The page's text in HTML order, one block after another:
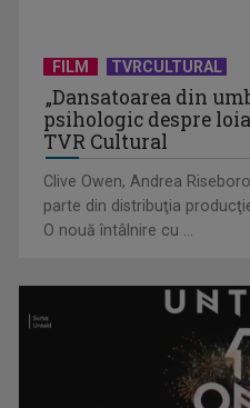
în România”, un ...
Piesa „Inimă, nu fi de piatră”
FILM TVRCULTURAL
„Dansatoarea din
psihologic despre
TVR Cultural
Clive Owen, Andrea
parte din distribuţia
O nouă întâlnire cu ...